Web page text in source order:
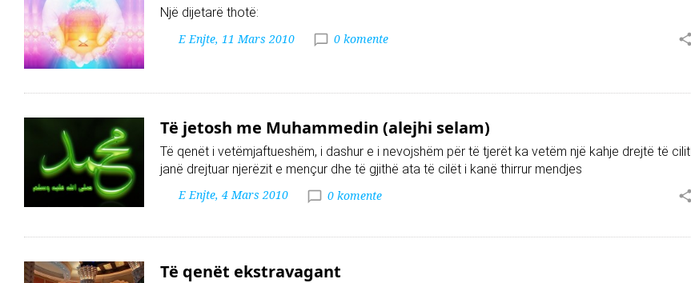
Një dijetarë thotë:
E Enjte, 11 Mars 2010
0 komente
Të jetosh me Muhammedin (alejhi selam)
Të qenët i vetëmjaftueshëm, i dashur e i nevojshëm për të tjerët ka vetëm një kahje drejtë të cilit
janë drejtuar njerëzit e mençur dhe të gjithë ata të cilët i kanë thirrur mendjes
E Enjte, 4 Mars 2010
0 komente
Të qenët ekstravagant